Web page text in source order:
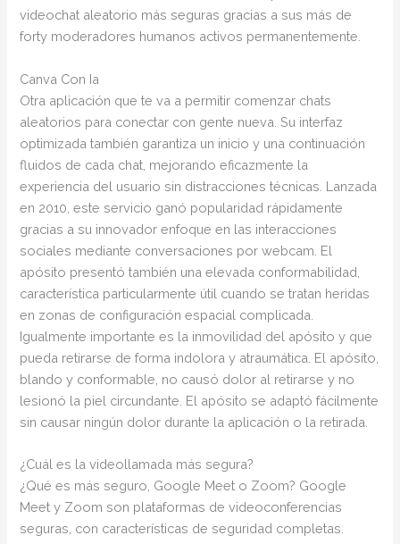
videochat aleatorio más seguras gracias a sus más de
forty moderadores humanos activos permanentemente.
Canva Con Ia
Otra aplicación que te va a permitir comenzar chats
aleatorios para conectar con gente nueva. Su interfaz
optimizada también garantiza un inicio y una continuación
fluidos de cada chat, mejorando eficazmente la
experiencia del usuario sin distracciones técnicas. Lanzada
en 2010, este servicio ganó popularidad rápidamente
gracias a su innovador enfoque en las interacciones
sociales mediante conversaciones por webcam. El
apósito presentó también una elevada conformabilidad,
característica particularmente útil cuando se tratan heridas
en zonas de configuración espacial complicada.
Igualmente importante es la inmovilidad del apósito y que
pueda retirarse de forma indolora y atraumática. El apósito,
blando y conformable, no causó dolor al retirarse y no
lesionó la piel circundante. El apósito se adaptó fácilmente
sin causar ningún dolor durante la aplicación o la retirada.
¿Cuál es la videollamada más segura?
¿Qué es más seguro, Google Meet o Zoom? Google
Meet y Zoom son plataformas de videoconferencias
seguras, con características de seguridad completas.